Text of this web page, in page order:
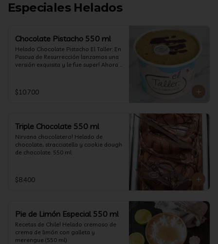
Especiales Helados
Chocolate Pistacho 550 ml
Helado Chocolate Pistacho El Taller: En
Pascua de Resurrección lanzamos una
versión exquisita y le fue super! Ahora
calidad, al centro una bomba de
chocolate blanco relleno de crema de
$10.700
Triple Chocolate 550 ml
Nirvana chocolatero! Helado de
chocolate, stracciatella y cookie dough
de chocolate. 550 ml
$8.400
Pie de Limón Especial 550 ml
Recetas de Chile! Helado cremoso de
crema de limón con galleta y
merengue.(550 ml)